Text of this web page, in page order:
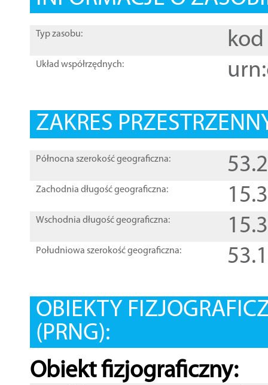
Typ zasobu: kod
Układ współrzędnych:
ZAKRES
Północna szerokość geograficzna:
Zachodnia długość geograficzna:
Wschodnia długość geograficzna:
Południowa szerokość geograficzna:
OBIEKTY
(PRNG):
Obiekt fizjograficzny: